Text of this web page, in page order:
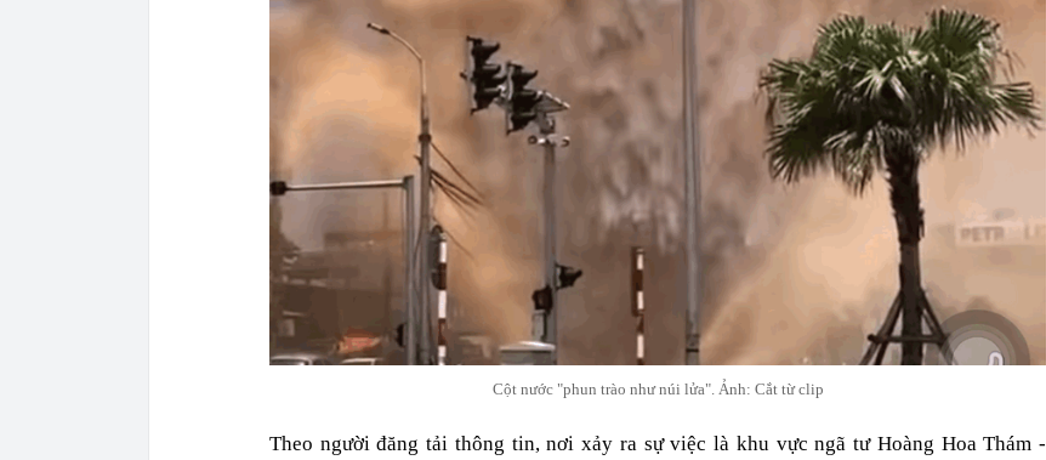
Cột nước "phun trào như núi lửa". Ảnh: Cắt từ clip
Theo người đăng tải thông tin, nơi xảy ra sự việc là khu vực ngã tư Hoàng Hoa Thám -